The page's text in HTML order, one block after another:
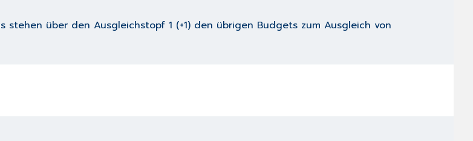
stehen über den Ausgleichstopf 1 (+1) den übrigen Budgets zum Ausgleich von